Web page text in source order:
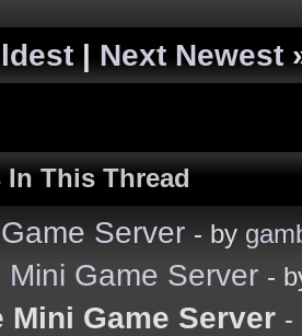
| Next Newest
In This Thread
Server - by
Mini Game Server -
Mini Game Server -